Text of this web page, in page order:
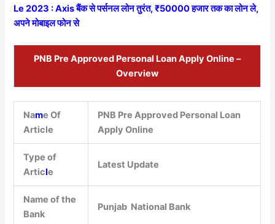
Le 2023 : Axis बैंक से पर्सनल लोन तुरंत, ₹50000 हजार तक का लोन ले,
अपने मोबाइल फोन से
PNB Pre Approved Personal Loan Apply Online –
Overview
Name Of
Article
PNB Pre Approved Personal Loan
Apply Online
Type of
Article
Latest Update
Name of the
Bank
Punjab National Bank